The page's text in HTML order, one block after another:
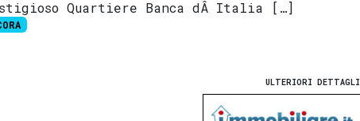
Quartiere Banca dÂ Italia […]
ULTERIORI DETTAGLI